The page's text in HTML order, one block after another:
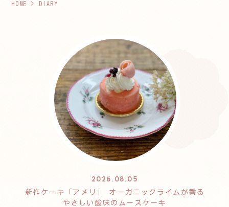
HOME > DIARY
2026.08.05
新作ケーキ「アメリ」 オーガニックライムが香る
やさしい酸味のムースケーキ